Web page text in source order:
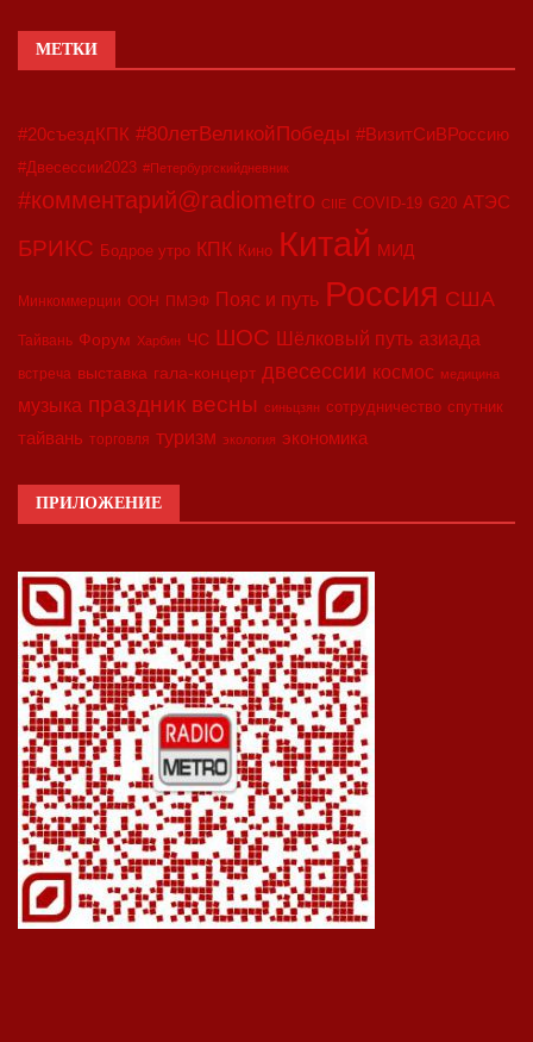
МЕТКИ
#20съездКПК #80летВеликойПобеды #ВизитСиВРоссию
#Двесессии2023 #Петербургскийдневник
#комментарий@radiometro CIIE COVID-19 G20 АТЭС
БРИКС Бодрое утро КПК Кино Китай МИД
Минкоммерции ООН ПМЭФ Пояс и путь Россия США
Тайвань Форум Харбин ЧС ШОС Шёлковый путь азиада
встреча выставка гала-концерт двесессии космос медицина
музыка праздник весны синьцзян сотрудничество спутник
тайвань торговля туризм экология экономика
ПРИЛОЖЕНИЕ